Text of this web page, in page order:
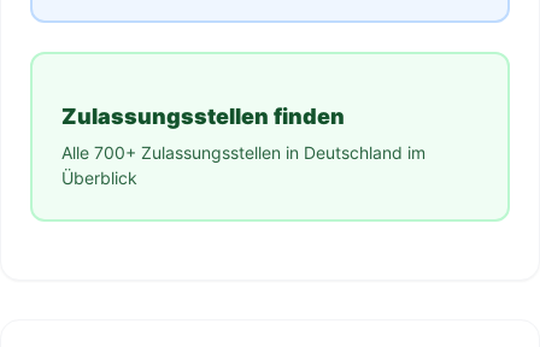
Zulassungsstellen finden
Alle 700+ Zulassungsstellen in Deutschland im
Überblick